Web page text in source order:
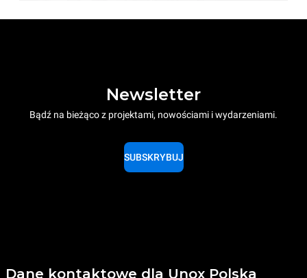
Newsletter
Bądź na bieżąco z projektami, nowościami i wydarzeniami.
SUBSKRYBUJ
Dane kontaktowe dla Unox Polska